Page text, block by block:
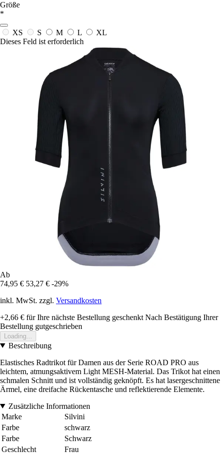
Größe
*
XS S M L
XL
Dieses Feld ist erforderlich
Ab
74,95 € 53,27 € -29%
inkl. MwSt. zzgl. Versandkosten
+2,66 € für Ihre nächste Bestellung geschenkt Nach Bestätigung Ihrer
Bestellung gutgeschrieben
Loading...
Beschreibung
Elastisches Radtrikot für Damen aus der Serie ROAD PRO aus
leichtem, atmungsaktivem Light MESH-Material. Das Trikot hat einen
schmalen Schnitt und ist vollständig geknöpft. Es hat lasergeschnittene
Ärmel, eine dreifache Rückentasche und reflektierende Elemente.
Zusätzliche Informationen
Marke
Silvini
Farbe
schwarz
Farbe
Schwarz
Geschlecht
Frau